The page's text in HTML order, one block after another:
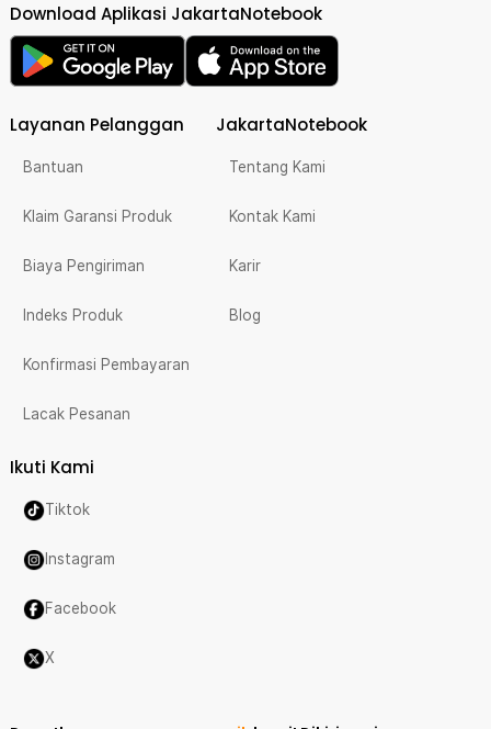
Download Aplikasi JakartaNotebook
Layanan Pelanggan
Bantuan
Klaim Garansi Produk
Biaya Pengiriman
Indeks Produk
Konfirmasi Pembayaran
Lacak Pesanan
JakartaNotebook
Tentang Kami
Kontak Kami
Karir
Blog
Ikuti Kami
Tiktok
Instagram
Facebook
X